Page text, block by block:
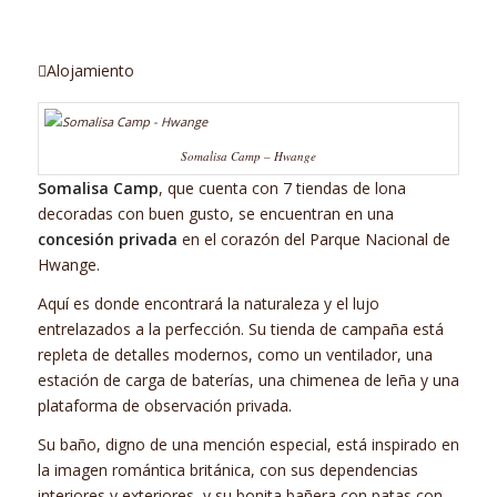
Alojamiento
Somalisa Camp – Hwange
Somalisa Camp, que cuenta con 7 tiendas de lona
decoradas con buen gusto, se encuentran en una
concesión privada en el corazón del Parque Nacional de
Hwange.
Aquí es donde encontrará la naturaleza y el lujo
entrelazados a la perfección. Su tienda de campaña está
repleta de detalles modernos, como un ventilador, una
estación de carga de baterías, una chimenea de leña y una
plataforma de observación privada.
Su baño, digno de una mención especial, está inspirado en
la imagen romántica británica, con sus dependencias